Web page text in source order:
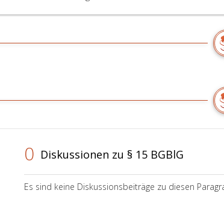
0 Diskussionen zu § 15 BGBlG
Es sind keine Diskussionsbeiträge zu diesen